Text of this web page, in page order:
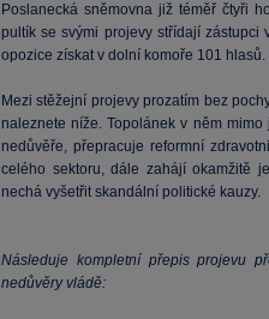
Poslanecká sněmovna již téměř čtyři
pultík se svými projevy střídají
opozice získat v dolní komoře 101 hlasů.
Mezi stěžejní projevy prozatím bez
naleznete níže. Topolánek v něm
nedůvěře, přepracuje reformní
celého sektoru, dále zahájí okamžitě
nechá vyšetřit skandální politické kauzy.
Následuje kompletní přepis projevu
nedůvěry vládě: